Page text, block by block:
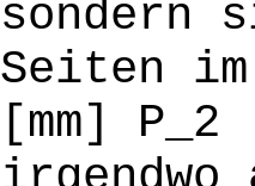
sondern
Seiten
[mm]